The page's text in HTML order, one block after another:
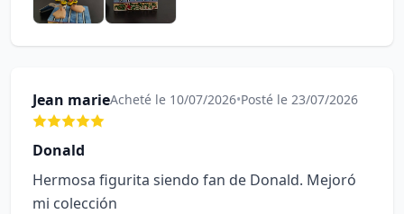
Jean marieAcheté le 10/07/2026•Posté le 23/07/2026
Donald
Hermosa figurita siendo fan de Donald. Mejoró
mi colección